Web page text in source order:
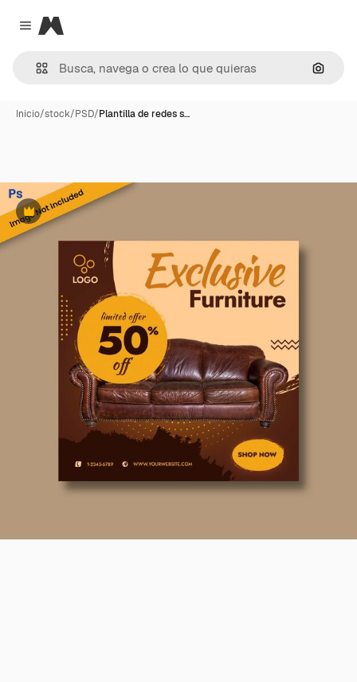
Close menu
Magnific
Inicio/stock/PSD/Plantilla de redes s…
Premium